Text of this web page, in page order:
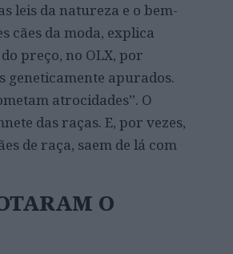
leis da natureza e o bem-
cães da moda, explica
preço, no OLX, por
geneticamente apurados.
atrocidades”. O
das raças. E, por vezes,
de raça, saem de lá com
O